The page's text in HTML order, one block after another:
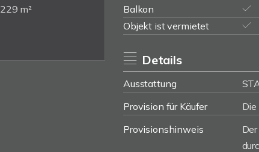
229 m²
Balkon
Objekt ist vermietet
Details
Ausstattung
Provision für Käufer
Provisionshinweis